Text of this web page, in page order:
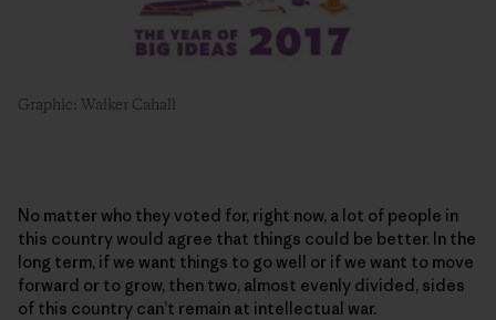
Graphic: Walker Cahall
No matter who they voted for, right now, a lot of people in
this country would agree that things could be better. In the
long term, if we want things to go well or if we want to move
forward or to grow, then two, almost evenly divided, sides
of this country can’t remain at intellectual war.